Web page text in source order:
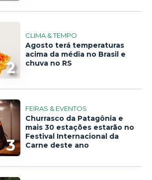
2
CLIMA & TEMPO
Agosto terá temperaturas
acima da média no Brasil e
chuva no RS
3
FEIRAS & EVENTOS
Churrasco da Patagônia e
mais 30 estações estarão no
Festival Internacional da
Carne deste ano